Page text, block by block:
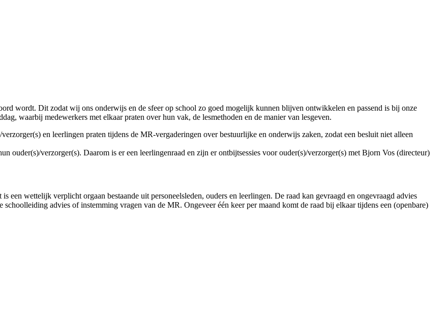
wordt. Dit zodat wij ons onderwijs en de sfeer op school zo goed mogelijk kunnen blijven ontwikkelen en passend is bij onze
waarbij medewerkers met elkaar praten over hun vak, de lesmethoden en de manier van lesgeven.
en leerlingen praten tijdens de MR-vergaderingen over bestuurlijke en onderwijs zaken, zodat een besluit niet alleen
ouder(s)/verzorger(s). Daarom is er een leerlingenraad en zijn er ontbijtsessies voor ouder(s)/verzorger(s) met Bjorn Vos (directeur)
een wettelijk verplicht orgaan bestaande uit personeelsleden, ouders en leerlingen. De raad kan gevraagd en ongevraagd advies
advies of instemming vragen van de MR. Ongeveer één keer per maand komt de raad bij elkaar tijdens een (openbare)